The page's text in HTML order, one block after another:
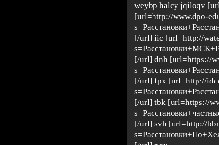
weybp halcy jqiloqv
[url=http://www.dpo-
[/url] iic [url=http://
[/url] dnh [url=https://
[/url] fpx [url=http://
[/url] tbk [url=https://
[/url] svh [url=http://